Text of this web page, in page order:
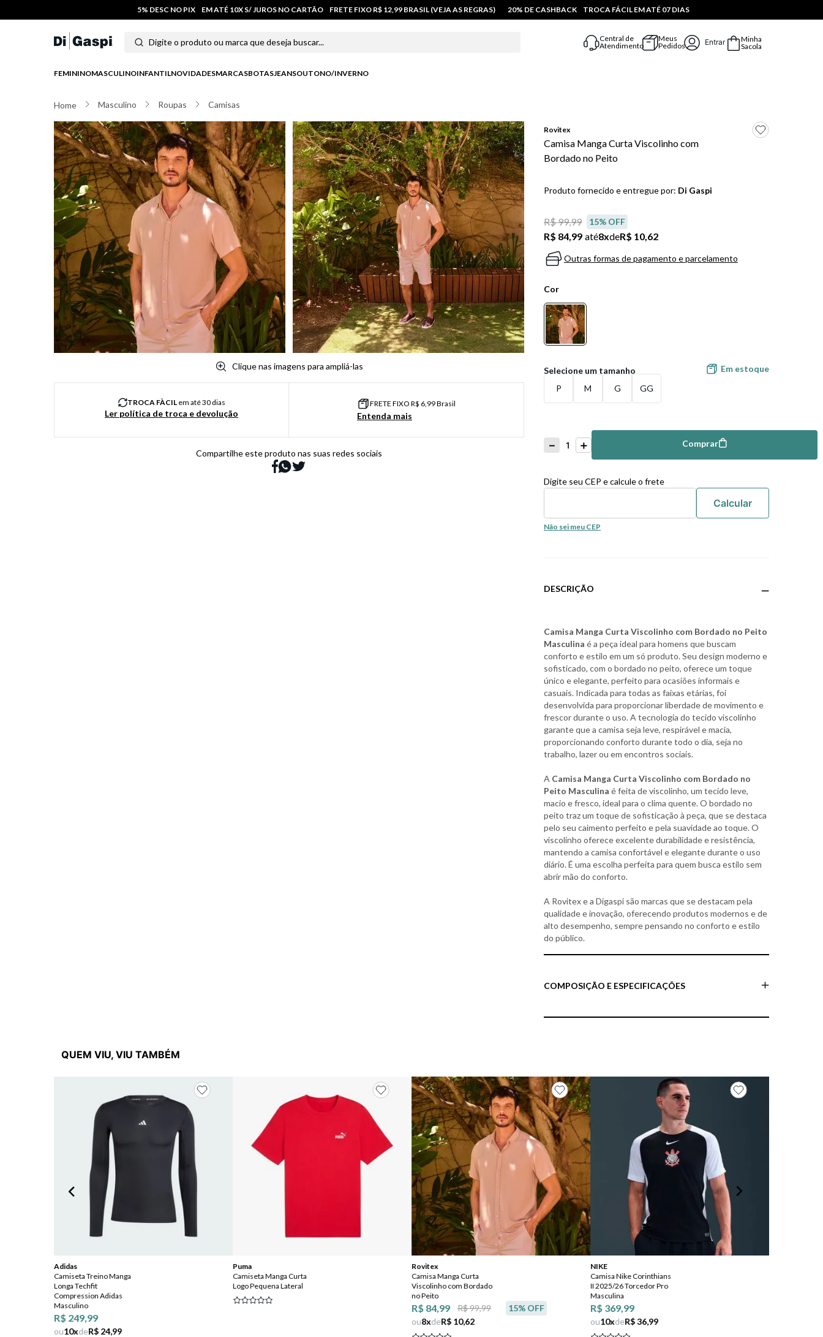
5% DESC NO PIX EM ATÉ 10X S/ JUROS NO CARTÃO FRETE FIXO R$ 12,99 BRASIL (VEJA AS REGRAS) 20% DE CASHBACK TROCA FÁCIL EM ATÉ 07 DIAS
Digite o produto ou marca que deseja buscar...
Central de
Atendimento
Meus
Pedidos
Entrar
Minha
Sacola
FEMININOMASCULINOINFANTILNOVIDADESMARCASBOTASJEANSOUTONO/INVERNO
Masculino Roupas Camisas
Clique nas imagens para ampliá-las
TROCA FÀCILem até 30 dias
Ler política de troca e devolução
FRETE FIXO R$ 6,99 Brasil
Entenda mais
Compartilhe este produto nas suas redes sociais
Rovitex
Camisa Manga Curta Viscolinho com
Bordado no Peito
Produto fornecido e entregue por: Di Gaspi
R$ 99,99 15% OFF
R$ 84,99 até8xdeR$ 10,62
Outras formas de pagamento e parcelamento
Cor
P M G GG
Em estoque
＋
－
Comprar Comprar
Digite seu CEP e calcule o frete
Não sei meu CEP
DESCRIÇÃO
Camisa Manga Curta Viscolinho com Bordado no Peito
Masculina é a peça ideal para homens que buscam
conforto e estilo em um só produto. Seu design moderno e
sofisticado, com o bordado no peito, oferece um toque
único e elegante, perfeito para ocasiões informais e
casuais. Indicada para todas as faixas etárias, foi
desenvolvida para proporcionar liberdade de movimento e
frescor durante o uso. A tecnologia do tecido viscolinho
garante que a camisa seja leve, respirável e macia,
proporcionando conforto durante todo o dia, seja no
trabalho, lazer ou em encontros sociais.
A Camisa Manga Curta Viscolinho com Bordado no
Peito Masculina é feita de viscolinho, um tecido leve,
macio e fresco, ideal para o clima quente. O bordado no
peito traz um toque de sofisticação à peça, que se destaca
pelo seu caimento perfeito e pela suavidade ao toque. O
viscolinho oferece excelente durabilidade e resistência,
mantendo a camisa confortável e elegante durante o uso
diário. É uma escolha perfeita para quem busca estilo sem
abrir mão do conforto.
A Rovitex e a Digaspi são marcas que se destacam pela
qualidade e inovação, oferecendo produtos modernos e de
alto desempenho, sempre pensando no conforto e estilo
do público.
COMPOSIÇÃO E ESPECIFICAÇÕES
QUEM VIU, VIU TAMBÉM
Adidas
Camiseta Treino Manga
Longa Techfit
Compression Adidas
Masculino
R$ 249,99
ou10xdeR$ 24,99
Puma
Camiseta Manga Curta
Logo Pequena Lateral
Rovitex
Camisa Manga Curta
Viscolinho com Bordado
no Peito
R$ 84,99 R$ 99,99 15% OFF
ou8xdeR$ 10,62
NIKE
Camisa Nike Corinthians
II 2025/26 Torcedor Pro
Masculina
R$ 369,99
ou10xdeR$ 36,99
2º tenis
3º moletom
4º tênis masculino
5º bota
sandalia
7
salto
9º chuteira
10 new balance